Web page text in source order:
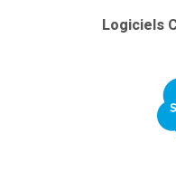
Logiciels